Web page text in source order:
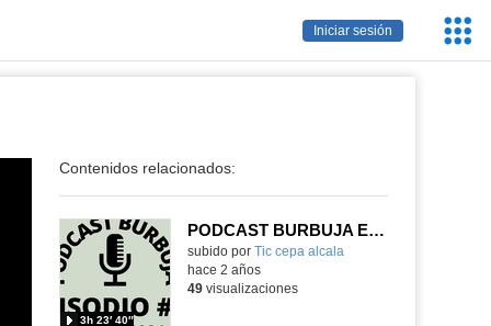
Iniciar sesión
Contenidos relacionados:
PODCAST BURBUJA EPISODIO #12 (Completo)
subido por Tic cepa alcala
3h 23′ 40″
hace 2 años
49visualizaciones